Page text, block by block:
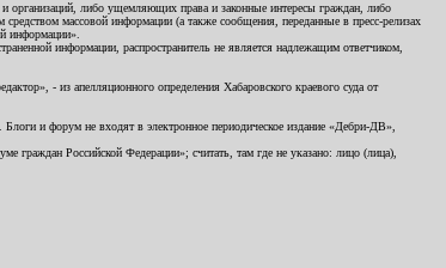
и организаций, либо ущемляющих права и законные интересы граждан, либо
массовой информации (а также сообщения, переданные в пресс-релизах
информации».
информации, распространитель не является надлежащим ответчиком,
- из апелляционного определения Хабаровского краевого суда от
и форум не входят в электронное периодическое издание «Дебри-ДВ»,
граждан Российской Федерации»; считать, там где не указано: лицо (лица),